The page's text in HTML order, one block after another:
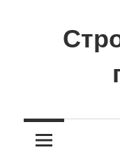
содержимому
о
стройке